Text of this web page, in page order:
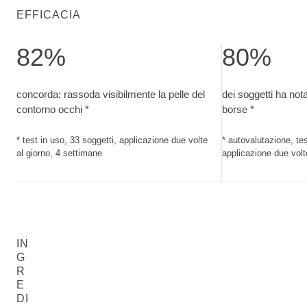
EFFICACIA
82%
concorda: rassoda visibilmente la pelle del
contorno occhi *
* test in uso, 33 soggetti, applicazione due volte
al giorno, 4 settimane
80%
dei soggetti ha
borse *
* autovalutazione,
applicazione due
IN
G
R
E
DI